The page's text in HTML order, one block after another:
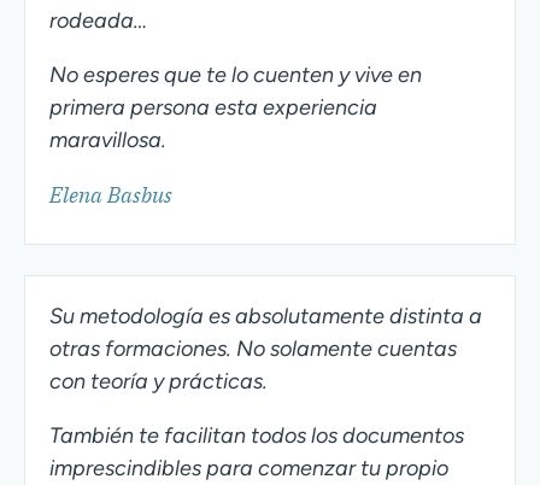
rodeada…
No esperes que te lo cuenten y vive en
primera persona esta experiencia
maravillosa.
Elena Basbus
Su metodología es absolutamente distinta a
otras formaciones. No solamente cuentas
con teoría y prácticas.
También te facilitan todos los documentos
imprescindibles para comenzar tu propio